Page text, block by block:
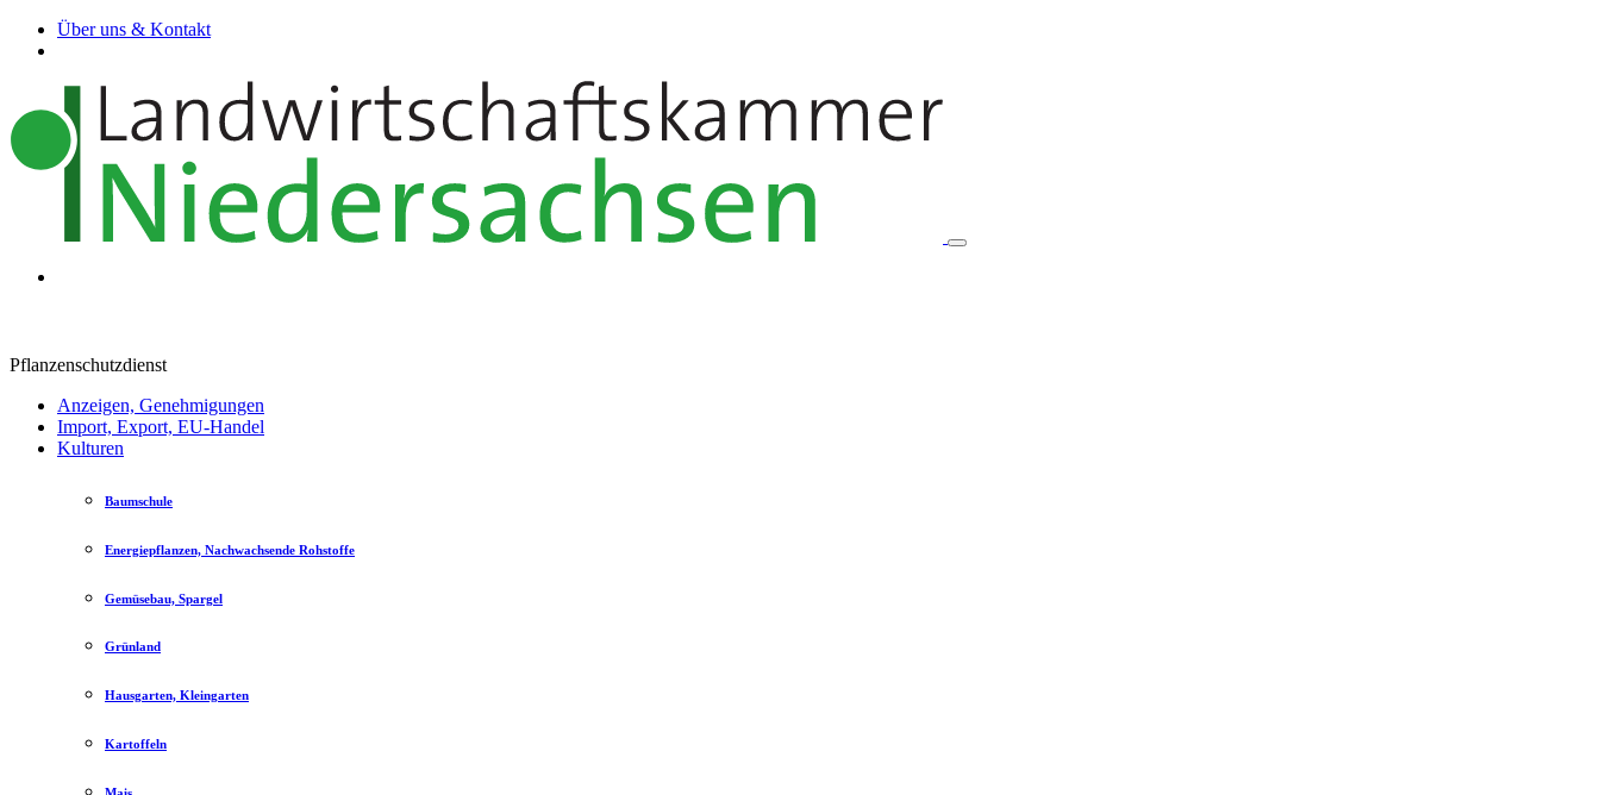
Über uns & Kontakt
Pflanzenschutzdienst
Anzeigen, Genehmigungen
Import, Export, EU-Handel
Kulturen
Baumschule
Energiepflanzen, Nachwachsende Rohstoffe
Gemüsebau, Spargel
Grünland
Hausgarten, Kleingarten
Kartoffeln